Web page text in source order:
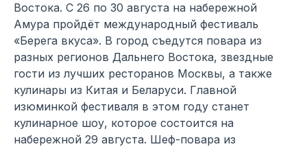
Востока. С 26 по 30 августа на набережной
Амура пройдёт международный фестиваль
«Берега вкуса». В город съедутся повара из
разных регионов Дальнего Востока, звездные
гости из лучших ресторанов Москвы, а также
кулинары из Китая и Беларуси. Главной
изюминкой фестиваля в этом году станет
кулинарное шоу, которое состоится на
набережной 29 августа. Шеф-повара из